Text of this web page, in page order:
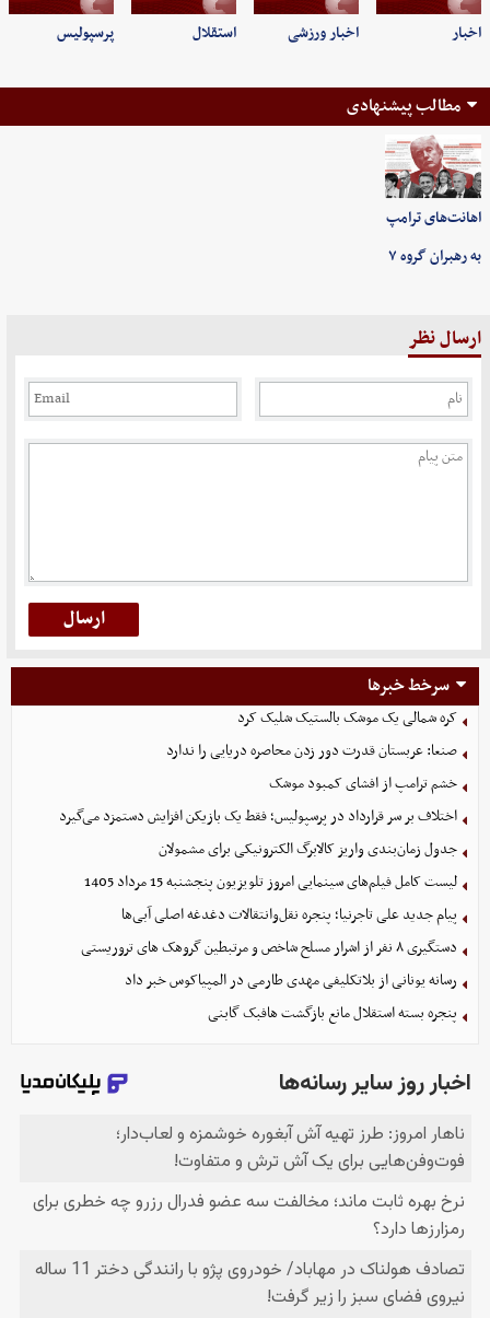
اخبار اخبار ورزشی استقلال پرسپولیس
مطالب پیشنهادی
اهانت‌های ترامپ
به رهبران گروه ۷
ارسال نظر
سرخط خبرها
کره شمالی یک موشک بالستیک شلیک کرد
صنعا: عربستان قدرت دور زدن محاصره دریایی را ندارد
خشم ترامپ از افشای کمبود موشک
اختلاف بر سر قرارداد در پرسپولیس؛ فقط یک بازیکن افزایش دستمزد می‌گیرد
جدول زمان‌بندی واریز کالابرگ الکترونیکی برای مشمولان
لیست کامل فیلم‌های سینمایی امروز تلویزیون پنجشنبه 15 مرداد 1405
پیام جدید علی تاجرنیا؛ پنجره نقل‌وانتقالات دغدغه اصلی آبی‌ها
دستگیری ۸ نفر از اشرار مسلح شاخص و مرتبطین گروهک های تروریستی
رسانه یونانی از بلاتکلیفی مهدی طارمی در المپیاکوس خبر داد
پنجره بسته استقلال مانع بازگشت هافبک گابنی